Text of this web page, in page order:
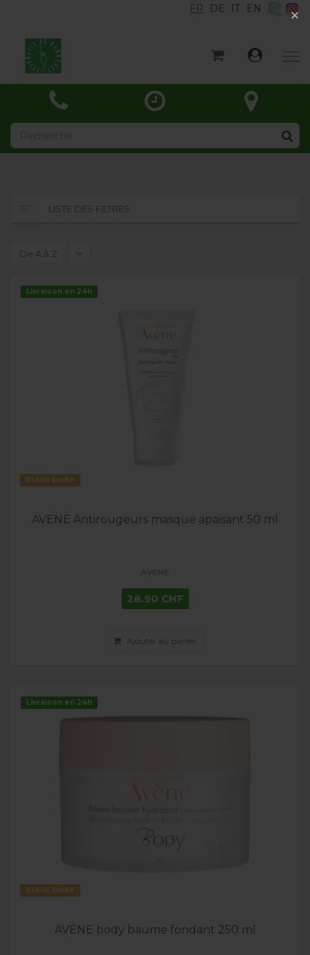
×
FR DE IT EN
×
Accueil
Catégories
Actualités
À propos
LISTE DES FILTRES
De A à Z
Livraison en 24h
Stock limité
AVENE Antirougeurs masque apaisant 50 ml
AVENE
28.90 CHF
Ajouter au panier
Livraison en 24h
Stock limité
AVENE body baume fondant 250 ml